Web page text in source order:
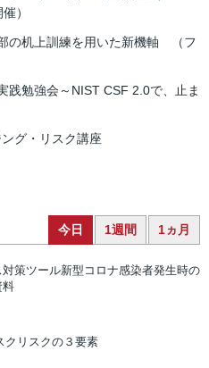
）
の机上訓練を用いた新機軸 （フ
践勉強会～NIST CSF 2.0で、止ま
グ・リスク講座
今日 1週間 1ヵ月
策ツール新型コロナ感染者発生時の
料
ク リスクの３要素